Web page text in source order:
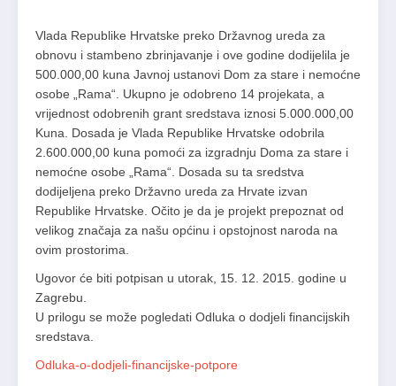
Vlada Republike Hrvatske preko Državnog ureda za
obnovu i stambeno zbrinjavanje i ove godine dodijelila je
500.000,00 kuna Javnoj ustanovi Dom za stare i nemoćne
osobe „Rama“. Ukupno je odobreno 14 projekata, a
vrijednost odobrenih grant sredstava iznosi 5.000.000,00
Kuna. Dosada je Vlada Republike Hrvatske odobrila
2.600.000,00 kuna pomoći za izgradnju Doma za stare i
nemoćne osobe „Rama“. Dosada su ta sredstva
dodijeljena preko Državno ureda za Hrvate izvan
Republike Hrvatske. Očito je da je projekt prepoznat od
velikog značaja za našu općinu i opstojnost naroda na
ovim prostorima.
Ugovor će biti potpisan u utorak, 15. 12. 2015. godine u
Zagrebu.
U prilogu se može pogledati Odluka o dodjeli financijskih
sredstava.
Odluka-o-dodjeli-financijske-potpore